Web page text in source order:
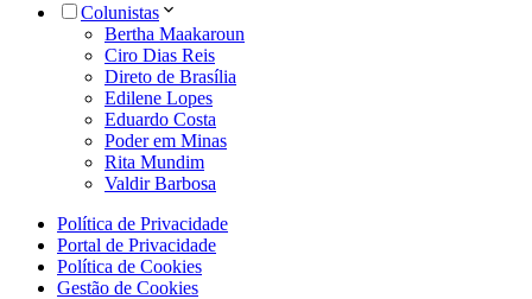
Colunistas
Bertha Maakaroun
Ciro Dias Reis
Direto de Brasília
Edilene Lopes
Eduardo Costa
Poder em Minas
Rita Mundim
Valdir Barbosa
Política de Privacidade
Portal de Privacidade
Política de Cookies
Gestão de Cookies